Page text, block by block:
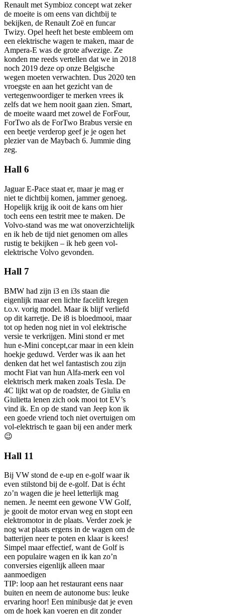
Renault met Symbioz concept wat zeker
de moeite is om eens van dichtbij te
bekijken, de Renault Zoë en funcar
Twizy. Opel heeft het beste embleem om
een elektrische wagen te maken, maar de
Ampera-E was de grote afwezige. Ze
konden me reeds vertellen dat we in 2018
noch 2019 deze op onze Belgische
wegen moeten verwachten. Dus 2020 ten
vroegste en aan het gezicht van de
vertegenwoordiger te merken vrees ik
zelfs dat we hem nooit gaan zien. Smart,
de moeite waard met zowel de ForFour,
ForTwo als de ForTwo Brabus versie en
een beetje verderop geef je je ogen het
plezier van de Maybach 6. Jummie ding
zeg.
Hall 6
Jaguar E-Pace staat er, maar je mag er
niet te dichtbij komen, jammer genoeg.
Hopelijk krijg ik ooit de kans om hier
toch eens een testrit mee te maken. De
Volvo-stand was me wat onoverzichtelijk
en ik heb de tijd niet genomen om alles
rustig te bekijken – ik heb geen vol-
elektrische Volvo gevonden.
Hall 7
BMW had zijn i3 en i3s staan die
eigenlijk maar een lichte facelift kregen
t.o.v. vorig model. Maar ik blijf verliefd
op dit karretje. De i8 is bloedmooi, maar
tot op heden nog niet in vol elektrische
versie te verkrijgen. Mini stond er met
hun e-Mini concept,car maar in een klein
hoekje geduwd. Verder was ik aan het
denken dat het wel fantastisch zou zijn
mocht Fiat van hun Alfa-merk een vol
elektrisch merk maken zoals Tesla. De
4C lijkt wat op de roadster, de Giulia en
Giulietta lenen zich ook mooi tot EV’s
vind ik. En op de stand van Jeep kon ik
een goede vriend toch niet overtuigen om
vol-elektrisch te gaan bij een ander merk
😉
Hall 11
Bij VW stond de e-up en e-golf waar ik
even stilstond bij de e-golf. Dat is écht
zo’n wagen die je heel letterlijk mag
nemen. Je neemt een gewone VW Golf,
je gooit de motor ervan weg en stopt een
elektromotor in de plaats. Verder zoek je
nog wat plaats ergens in de wagen om de
batterijen neer te poten en klaar is kees!
Simpel maar effectief, want de Golf is
een populaire wagen en ik kan zo’n
conversies eigenlijk alleen maar
aanmoedigen
TIP: loop aan het restaurant eens naar
buiten en neem de autonome bus: leuke
ervaring hoor! Een minibusje dat je even
om de hoek kan voeren en dit zonder